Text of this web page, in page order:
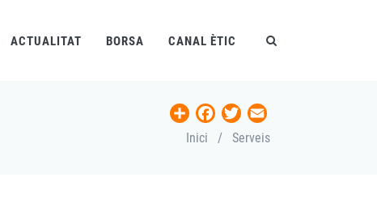
ACTUALITAT BORSA CANAL ÈTIC
ShareFacebook
Twitter
Inici / Serveis